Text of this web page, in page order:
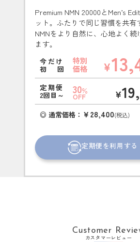
Premium NMN 20000とMen’s
ット。ふたりで同じ習慣を共有
NMNをより自然に、心地よく続
ます。
今だけ
初回
特別
価格
¥
定期便
2回目～
30％
OFF ¥
◎ 通常価格： ￥28,400(税込)
定期便を利用する
Customer
カスタマーレビュー